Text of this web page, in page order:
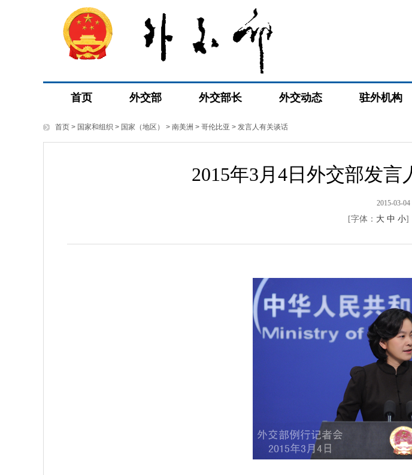
首页 外交部 外交部长 外交动态 驻外机构
首页 > 国家和组织 > 国家（地区） > 南美洲 > 哥伦比亚 > 发言人有关谈话
2015年3月4日外交部发
2015-03-04
[字体： 大 中 小